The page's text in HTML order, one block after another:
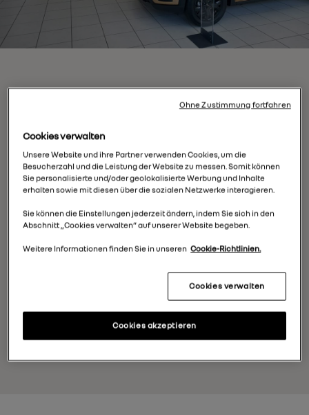
Mit dem Laden der Karte akzeptieren Sie die
Datenschutzerklärung von Google.
Mehr erfahren
Cookies verwalten
Unsere Website und ihre Partner verwenden Cookies, um die
Besucherzahl und die Leistung der Website zu messen. Somit können
Sie personalisierte und/oder geolokalisierte Werbung und Inhalte
erhalten sowie mit diesen über die sozialen Netzwerke interagieren.
Sie können die Einstellungen jederzeit ändern, indem Sie sich in den
Abschnitt „Cookies verwalten“ auf unserer Website begeben.
Weitere Informationen finden Sie in unseren Cookie-Richtlinien.
Cookies verwalten
Cookies akzeptieren
Ohne Zustimmung fortfahren